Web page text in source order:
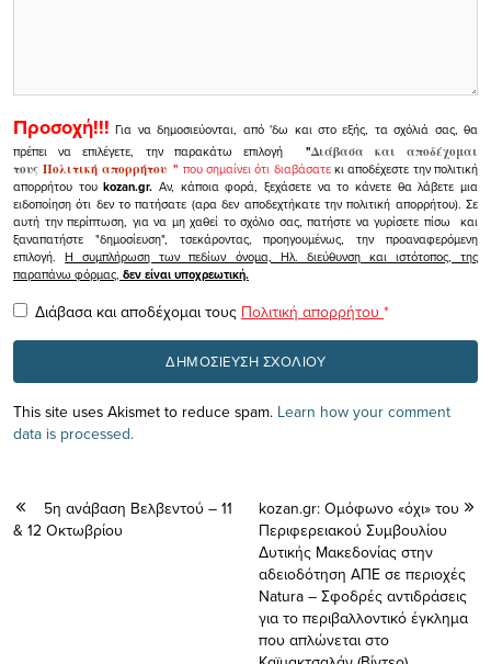
Προσοχή!!! Για να δημοσιεύονται, από 'δω και στο εξής, τα σχόλιά σας, θα
πρέπει να επιλέγετε, την παρακάτω επιλογή
"Διάβασα και αποδέχομαι
τουςΠολιτική απορρήτου" που σημαίνει ότι διαβάσατεκι αποδέχεστε την πολιτική
απορρήτου τουkozan.gr. Αν, κάποια φορά, ξεχάσετε να το κάνετε θα λάβετε μια
ειδοποίηση ότι δεν το πατήσατε (αρα δεν αποδεχτήκατε την πολιτική απορρήτου). Σε
αυτή την περίπτωση, για να μη χαθεί το σχόλιο σας, πατήστε να γυρίσετε πίσω και
ξαναπατήστε "δημοσίευση", τσεκάροντας, προηγουμένως, την προαναφερόμενη
επιλογή.Η συμπλήρωση των πεδίων όνομα, Ηλ. διεύθυνση και ιστότοπος, της
παραπάνω φόρμας, δεν είναι υποχρεωτική.
Διάβασα και αποδέχομαι τους Πολιτική απορρήτου *
This site uses Akismet to reduce spam. Learn how your comment
data is processed.
5η ανάβαση Βελβεντού – 11
& 12 Οκτωβρίου
kozan.gr: Ομόφωνο «όχι» του
Περιφερειακού Συμβουλίου
Δυτικής Μακεδονίας στην
αδειοδότηση ΑΠΕ σε περιοχές
Natura – Σφοδρές αντιδράσεις
για το περιβαλλοντικό έγκλημα
που απλώνεται στο